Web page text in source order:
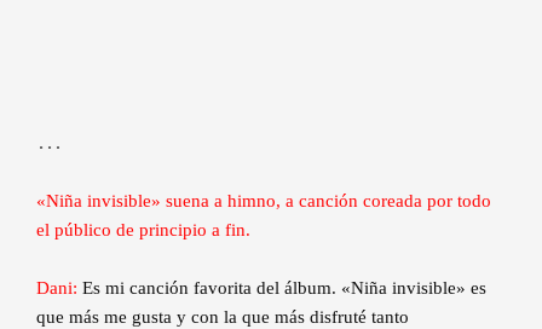
…
«Niña invisible» suena a himno, a canción coreada por todo
el público de principio a fin.
Dani: Es mi canción favorita del álbum. «Niña invisible» es
que más me gusta y con la que más disfruté tanto